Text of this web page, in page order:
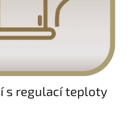
s regulací teploty